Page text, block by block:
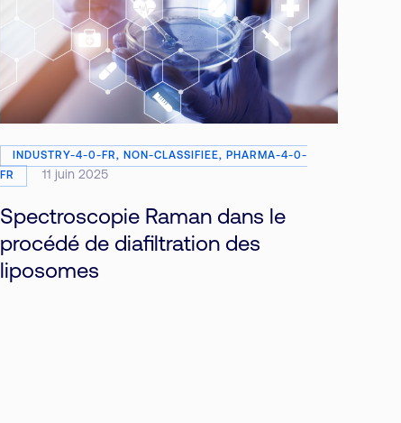
INDUSTRY-4-0-FR, NON-CLASSIFIEE, PHARMA-4-0-
FR
11 juin 2025
Spectroscopie Raman dans le
procédé de diafiltration des
liposomes